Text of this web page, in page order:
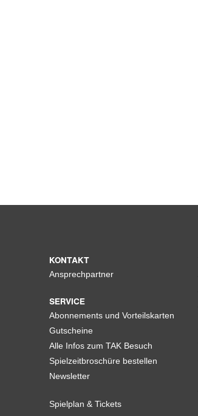
KONTAKT
Ansprechpartner
SERVICE
Abonnements und Vorteilskarten
Gutscheine
Alle Infos zum TAK Besuch
Spielzeitbroschüre bestellen
Newsletter
Spielplan & Tickets